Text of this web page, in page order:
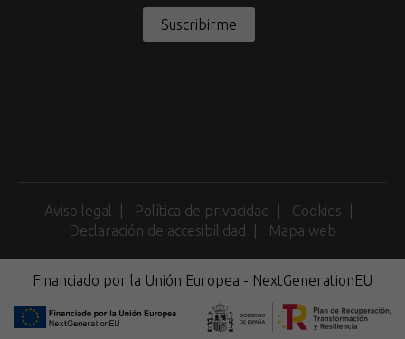
Suscribirme
Aviso legal Política de privacidad
Cookies
Declaración de accesibilidad
Mapa web
Financiado por la Unión Europea - NextGenerationEU